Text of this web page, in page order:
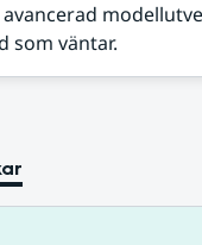
som väntar.